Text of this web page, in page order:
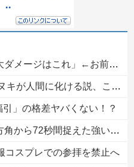
はこれ」←お前ら耐えられる？
間に化ける説、これ多分マジ
引」の格差ヤバくない！？
電波、50年間正体分からぬ「Wow！信号」他
コスプレでの参拝を禁止へ